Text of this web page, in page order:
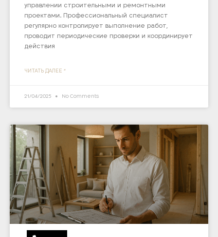
управлении строительными и ремонтными
проектами. Профессиональный специалист
регулярно контролирует выполнение работ,
проводит периодические проверки и координирует
действия
ЧИТАТЬ ДАЛЕЕ "
21/04/2025 No Comments